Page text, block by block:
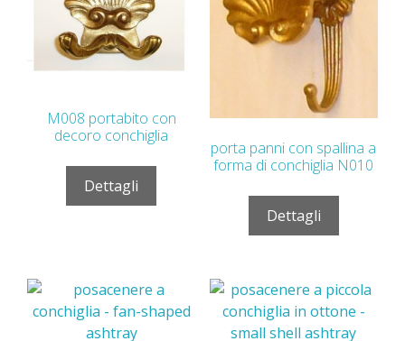
M008 portabito con
decoro conchiglia
Dettagli
porta panni con spallina a
forma di conchiglia N010
Dettagli